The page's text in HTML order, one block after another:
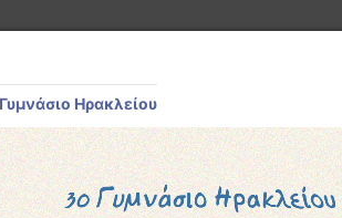
Ηρακλείου